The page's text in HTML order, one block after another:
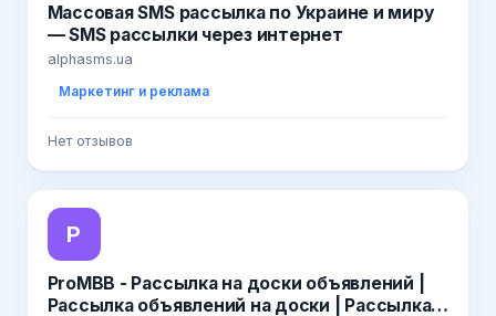
Массовая SMS рассылка по Украине и миру
— SMS рассылки через интернет
alphasms.ua
Маркетинг и реклама
Нет отзывов
P
ProMBB - Рассылка на доски объявлений |
Рассылка объявлений на доски | Рассылка